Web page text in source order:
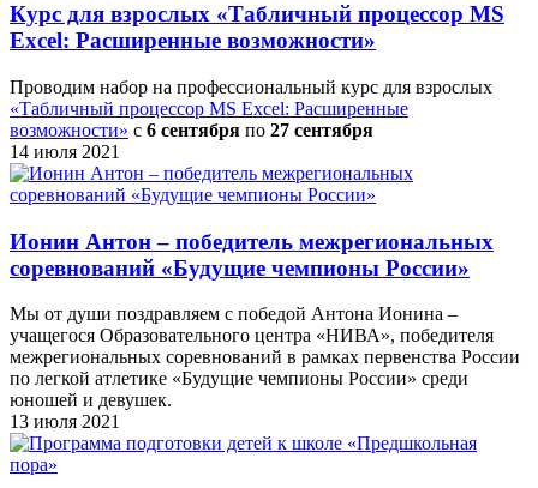
Курс для взрослых «Табличный процессор MS
Excel: Расширенные возможности»
Проводим набор на профессиональный курс для взрослых
«Табличный процессор MS Excel: Расширенные
возможности» c 6 сентября по 27 сентября
14 июля 2021
Ионин Антон – победитель межрегиональных
соревнований «Будущие чемпионы России»
Мы от души поздравляем с победой Антона Ионина –
учащегося Образовательного центра «НИВА», победителя
межрегиональных соревнований в рамках первенства России
по легкой атлетике «Будущие чемпионы России» среди
юношей и девушек.
13 июля 2021